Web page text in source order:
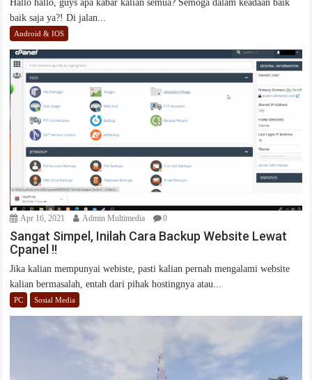
Hallo hallo, guys apa kabar kalian semua? Semoga dalam keadaan baik
baik saja ya?! Di jalan...
Android & IOS
Apr 16, 2021 Admin Multimedia 0
Sangat Simpel, Inilah Cara Backup Website Lewat
Cpanel !!
Jika kalian mempunyai webiste, pasti kalian pernah mengalami website
kalian bermasalah, entah dari pihak hostingnya atau...
PC Sosial Media